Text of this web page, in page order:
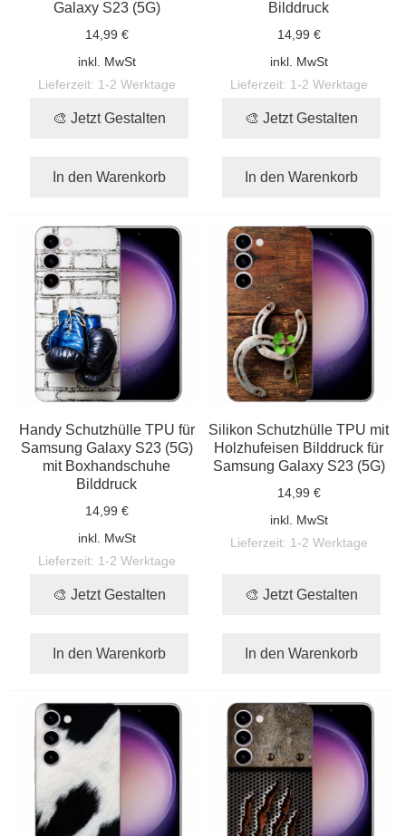
Galaxy S23 (5G)
14,99 €
inkl. MwSt
Lieferzeit: 1-2 Werktage
🎨 Jetzt Gestalten
In den Warenkorb
Bilddruck
14,99 €
inkl. MwSt
Lieferzeit: 1-2 Werktage
🎨 Jetzt Gestalten
In den Warenkorb
Handy Schutzhülle TPU für
Samsung Galaxy S23 (5G)
mit Boxhandschuhe
Bilddruck
14,99 €
inkl. MwSt
Lieferzeit: 1-2 Werktage
🎨 Jetzt Gestalten
In den Warenkorb
Silikon Schutzhülle TPU mit
Holzhufeisen Bilddruck für
Samsung Galaxy S23 (5G)
14,99 €
inkl. MwSt
Lieferzeit: 1-2 Werktage
🎨 Jetzt Gestalten
In den Warenkorb